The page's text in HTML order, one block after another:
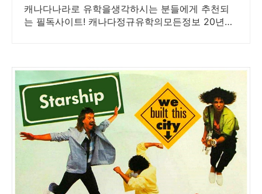
분 꼭보세요!
캐나다나라로 유학을생각하시는 분들에게 추천되
는 필독사이트! 캐나다정규유학의모든정보 20년이